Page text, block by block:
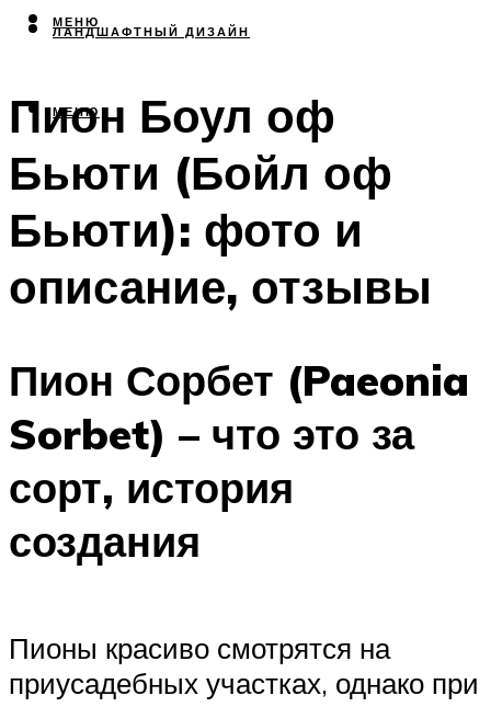
ЛАНДШАФТНЫЙ ДИЗАЙН
МЕНЮ
МЕНЮ
Пион Боул оф
Бьюти (Бойл оф
Бьюти): фото и
описание, отзывы
Пион Сорбет (Paeonia
Sorbet) – что это за
сорт, история
создания
Пионы красиво смотрятся на
приусадебных участках, однако при